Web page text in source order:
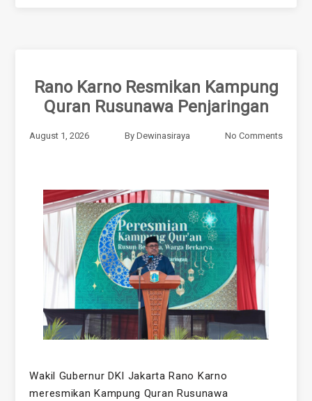
Rano Karno Resmikan Kampung
Quran Rusunawa Penjaringan
August 1, 2026 By Dewinasiraya No Comments
Wakil Gubernur DKI Jakarta Rano Karno
meresmikan Kampung Quran Rusunawa